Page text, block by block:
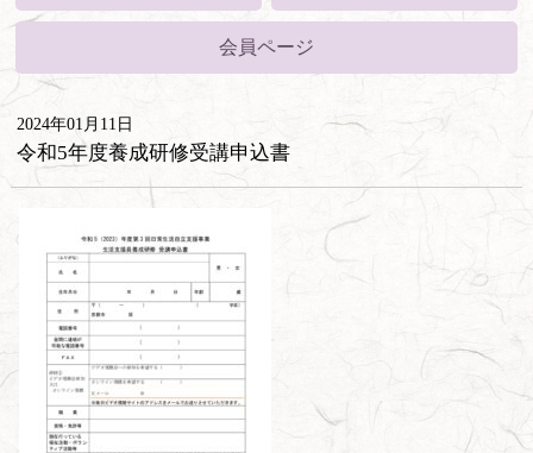
会員ページ
2024年01月11日
令和5年度養成研修受講申込書